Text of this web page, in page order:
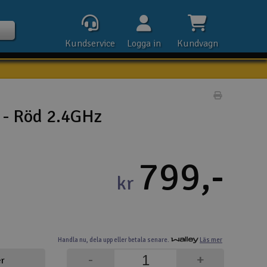
Kundvagn
Logga in
Kundservice
Röd 2.4GHz
Handla nu, dela upp eller betala senare. Läs mer
kr 799,-
+
-